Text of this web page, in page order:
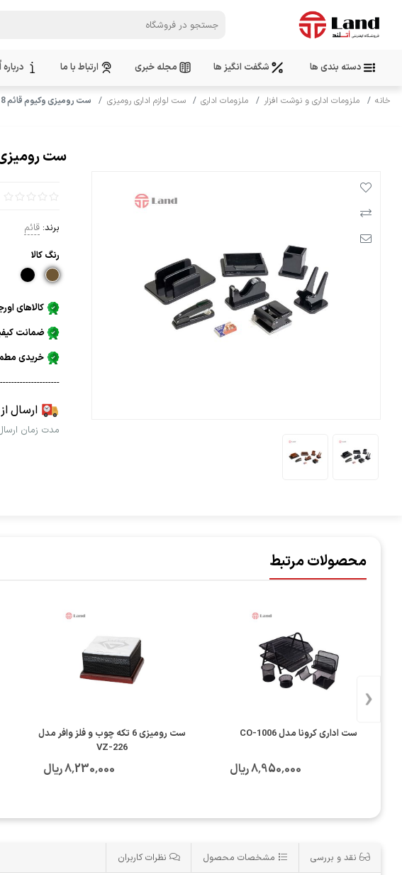
دسته بندی ها شگفت انگیز ها مجله خبری ارتباط با ما درباره
خانه ملزومات اداری و نوشت افزار ملزومات اداری ست لوازم اداری رومیزی ست رومیزی وکیوم قائم 8 تیکه(308)
ست رومیزی
برند: قائم
رنگ كالا
کالاهای
ضمانت
خریدی
ارسال از
مدت زمان ارسال از
محصولات مرتبط
ست اداری کرونا مدل CO-1006
8٬950٬000 ریال
ست رومیزی 6 تکه چوب و فلز وافر مدل
VZ-226
8٬230٬000 ریال
‹
نقد و بررسی مشخصات محصول نظرات کاربران